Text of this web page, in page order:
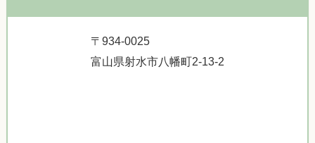
〒934-0025
富山県射水市八幡町2-13-2